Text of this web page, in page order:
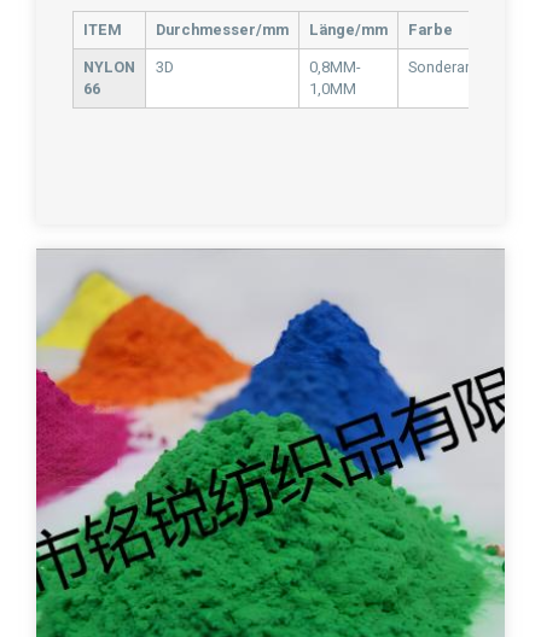
ITEM Durchmesser/mm Länge/mm
Farbe
NYLON
66
3D
0,8MM-
1,0MM
Sonderanfertigung